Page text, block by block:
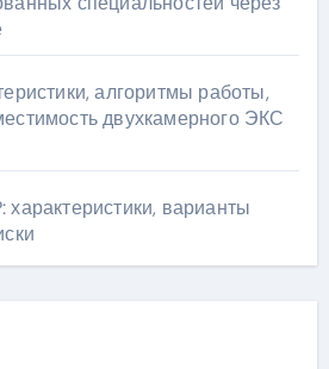
алгоритмы работы,
двухкамерного ЭКС
варианты